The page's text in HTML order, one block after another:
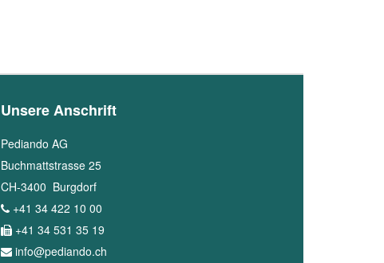
Unsere Anschrift
Pediando AG
Buchmattstrasse 25
CH-3400 Burgdorf
+41 34 422 10 00
+41 34 531 35 19
info@pediando.ch